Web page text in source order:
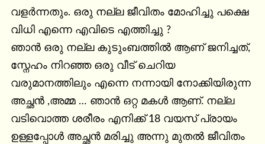
വളർന്നതും. ഒരു നല്ല ജീവിതം മോഹിച്ചു പക്ഷെ
വിധി എന്നെ എവിടെ എത്തിച്ചു ?
ഞാൻ ഒരു നല്ല കുടുംബത്തിൽ ആണ് ജനിച്ചത്‌,
സ്നേഹം നിറഞ്ഞ ഒരു വീട് ചെറിയ
വരുമാനത്തിലും എന്നെ നന്നായി നോക്കിയിരുന്ന
അച്ഛൻ ,അമ്മ … ഞാൻ ഒറ്റ മകൾ ആണ്. നല്ല
വടിവൊത്ത ശരീരം എനിക്ക് 18 വയസ് പ്രായം
ഉള്ളപ്പോൾ അച്ഛൻ മരിച്ചു അന്നു മുതൽ ജീവിതം